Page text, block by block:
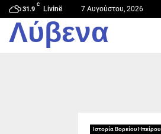
31.9
C
Livinë 7 Αυγούστου, 2026
Λύβενα
Ιστορία Βορείου Ηπείρου